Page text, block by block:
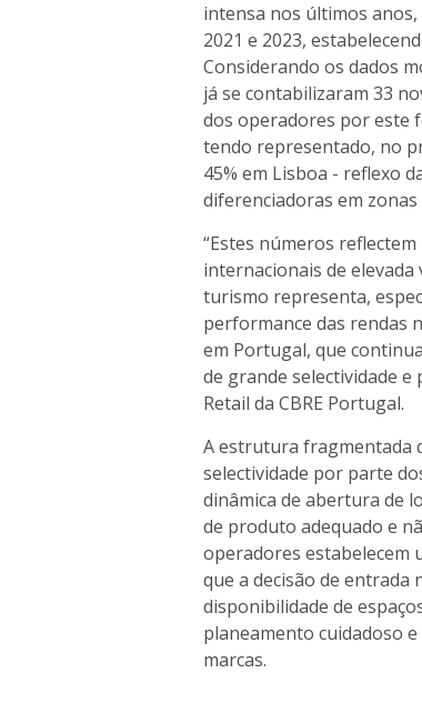
intensa nos últimos
2021 e 2023,
Considerando os dados
já se contabilizaram 33
dos operadores por este
tendo representado, no
45% em Lisboa - reflexo
diferenciadoras em
“Estes números
internacionais de
turismo representa,
performance das rendas
em Portugal, que
de grande selectividade e
Retail da CBRE Portugal.
A estrutura fragmentada
selectividade por parte
dinâmica de abertura de
de produto adequado e
operadores estabelecem
que a decisão de entrada
disponibilidade de
planeamento cuidadoso
marcas.